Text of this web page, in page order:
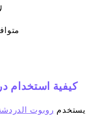
✅
كيفية استخدام
يستخدم روبوت